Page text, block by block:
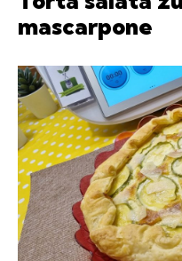
mascarpone